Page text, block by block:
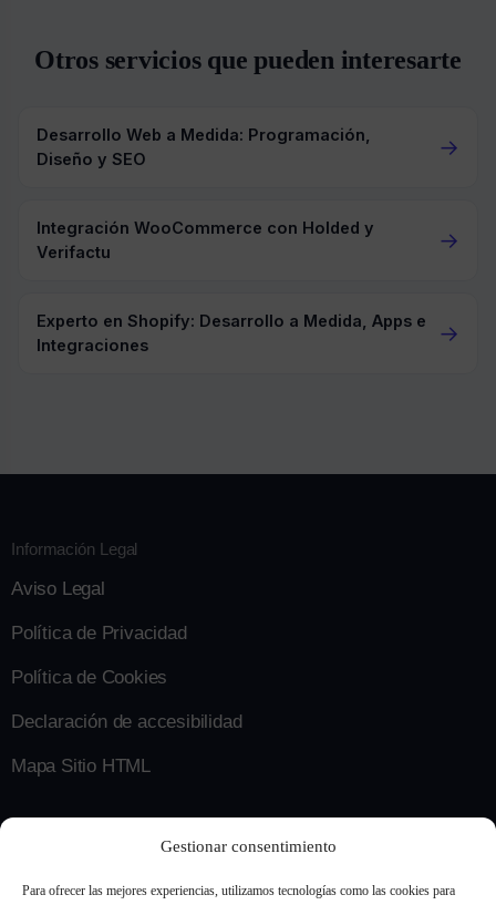
Gestionar consentimiento
Para ofrecer las mejores experiencias, utilizamos tecnologías como las cookies para
Otros servicios que pueden interesarte
Desarrollo Web a Medida: Programación,
Diseño y SEO
→
Integración WooCommerce con Holded y
Verifactu
→
Experto en Shopify: Desarrollo a Medida, Apps e
Integraciones
→
Información Legal
Aviso Legal
Política de Privacidad
Política de Cookies
Declaración de accesibilidad
Mapa Sitio HTML